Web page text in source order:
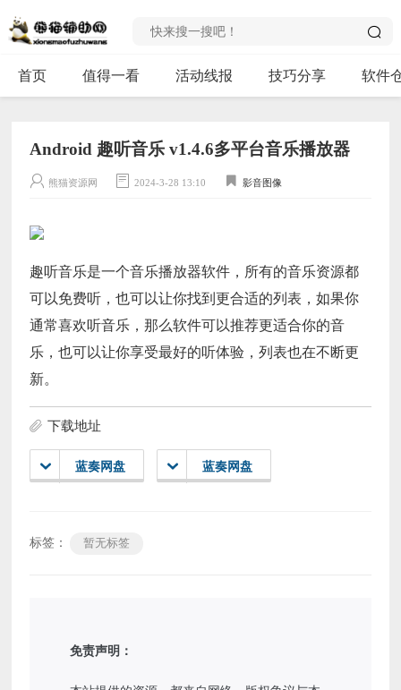
首页 值得一看 活动线报 技巧分享 软件
Android 趣听音乐 v1.4.6多平台音乐播放器
熊猫资源网 2024-3-28 13:10 影音图像
趣听音乐是一个音乐播放器软件，所有的音乐资源都
可以免费听，也可以让你找到更合适的列表，如果你
通常喜欢听音乐，那么软件可以推荐更适合你的音
乐，也可以让你享受最好的听体验，列表也在不断更
新。
下载地址
蓝奏网盘 蓝奏网盘
标签： 暂无标签
免责声明：